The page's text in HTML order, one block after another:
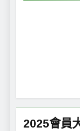
2025會員